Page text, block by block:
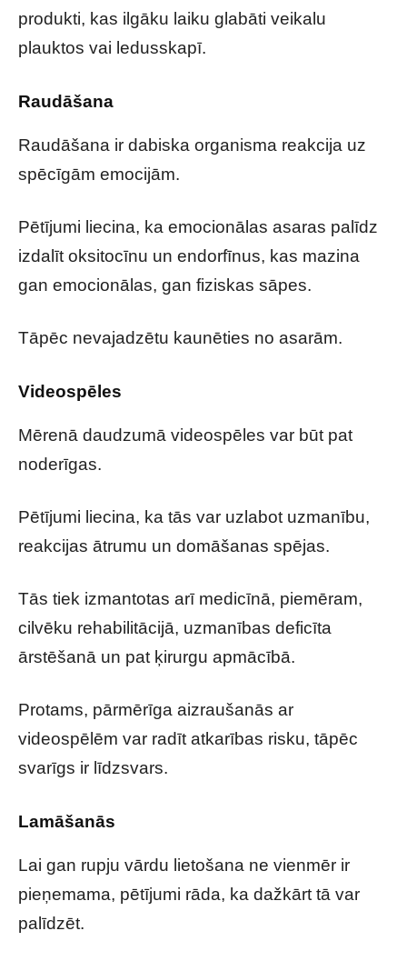
produkti, kas ilgāku laiku glabāti veikalu
plauktos vai ledusskapī.
Raudāšana
Raudāšana ir dabiska organisma reakcija uz
spēcīgām emocijām.
Pētījumi liecina, ka emocionālas asaras palīdz
izdalīt oksitocīnu un endorfīnus, kas mazina
gan emocionālas, gan fiziskas sāpes.
Tāpēc nevajadzētu kaunēties no asarām.
Videospēles
Mērenā daudzumā videospēles var būt pat
noderīgas.
Pētījumi liecina, ka tās var uzlabot uzmanību,
reakcijas ātrumu un domāšanas spējas.
Tās tiek izmantotas arī medicīnā, piemēram,
cilvēku rehabilitācijā, uzmanības deficīta
ārstēšanā un pat ķirurgu apmācībā.
Protams, pārmērīga aizraušanās ar
videospēlēm var radīt atkarības risku, tāpēc
svarīgs ir līdzsvars.
Lamāšanās
Lai gan rupju vārdu lietošana ne vienmēr ir
pieņemama, pētījumi rāda, ka dažkārt tā var
palīdzēt.